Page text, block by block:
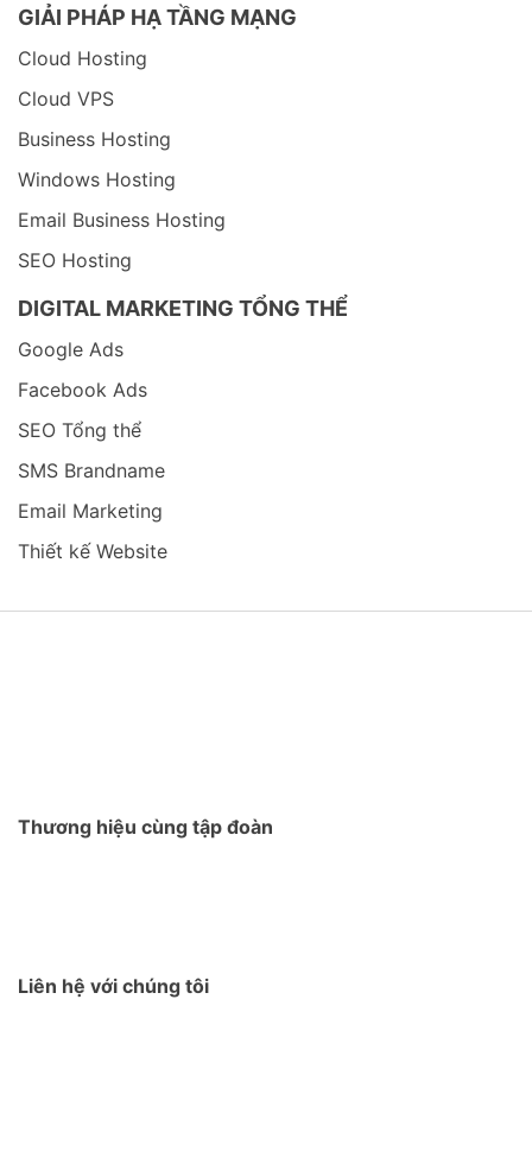
GIẢI PHÁP HẠ TẦNG MẠNG
Cloud Hosting
Cloud VPS
Business Hosting
Windows Hosting
Email Business Hosting
SEO Hosting
DIGITAL MARKETING TỔNG THỂ
Google Ads
Facebook Ads
SEO Tổng thể
SMS Brandname
Email Marketing
Thiết kế Website
Thương hiệu cùng tập đoàn
Liên hệ với chúng tôi